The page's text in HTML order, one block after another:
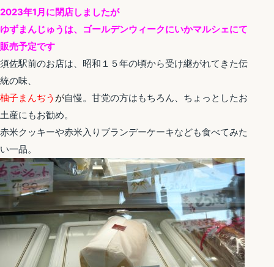
2023年1月に閉店しましたが
ゆずまんじゅうは、ゴールデンウィークにいかマルシェにて
販売予定です
須佐駅前のお店は、昭和１５年の頃から受け継がれてきた伝
統の味、
柚子まんぢう が自慢。甘党の方はもちろん、ちょっとしたお
土産にもお勧め。
赤米クッキーや赤米入りブランデーケーキなども食べてみた
い一品。